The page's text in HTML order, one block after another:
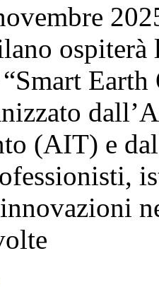
(AIT) e